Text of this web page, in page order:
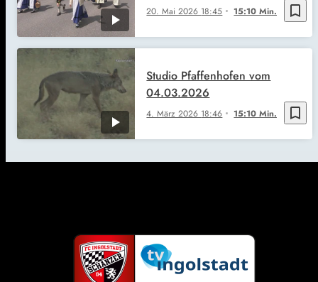
bookmark_border
20. Mai 2026 18:45 15:10 Min.
bookmark_border
4. März 2026 18:46 15:10 Min.
Studio Pfaffenhofen vom
04.03.2026